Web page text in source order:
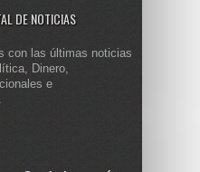
DE NOTICIAS
con las últimas noticias
Dinero,
e